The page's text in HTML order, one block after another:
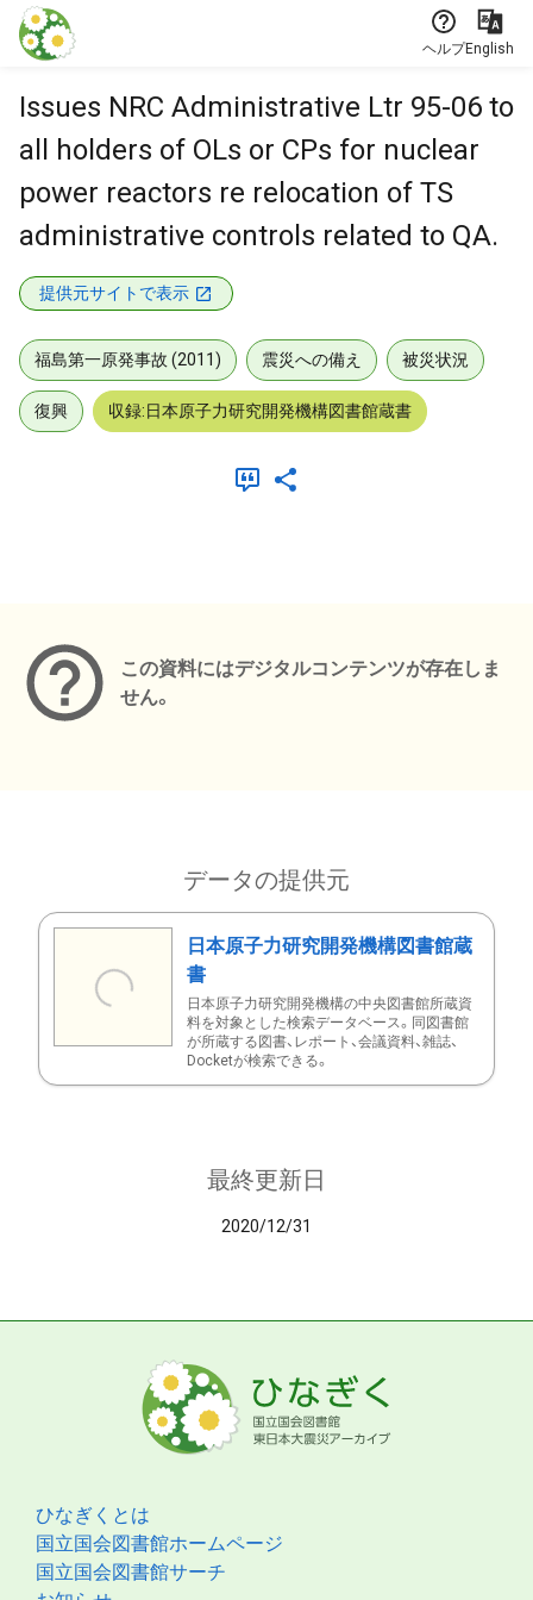
本文に飛ぶ
ヘルプEnglish
Issues NRC Administrative Ltr 95-06 to
all holders of OLs or CPs for nuclear
power reactors re relocation of TS
administrative controls related to QA.
提供元サイトで表示
福島第一原発事故 (2011) 震災への備え 被災状況
復興 収録:日本原子力研究開発機構図書館蔵書
この資料にはデジタルコンテンツが存在しま
せん。
データの提供元
日本原子力研究開発機構図書館蔵
書
日本原子力研究開発機構の中央図書館所蔵資
料を対象とした検索データベース。同図書館
が所蔵する図書、レポート、会議資料、雑誌、
Docketが検索できる。
最終更新日
2020/12/31
ひなぎくとは
国立国会図書館ホームページ
国立国会図書館サーチ